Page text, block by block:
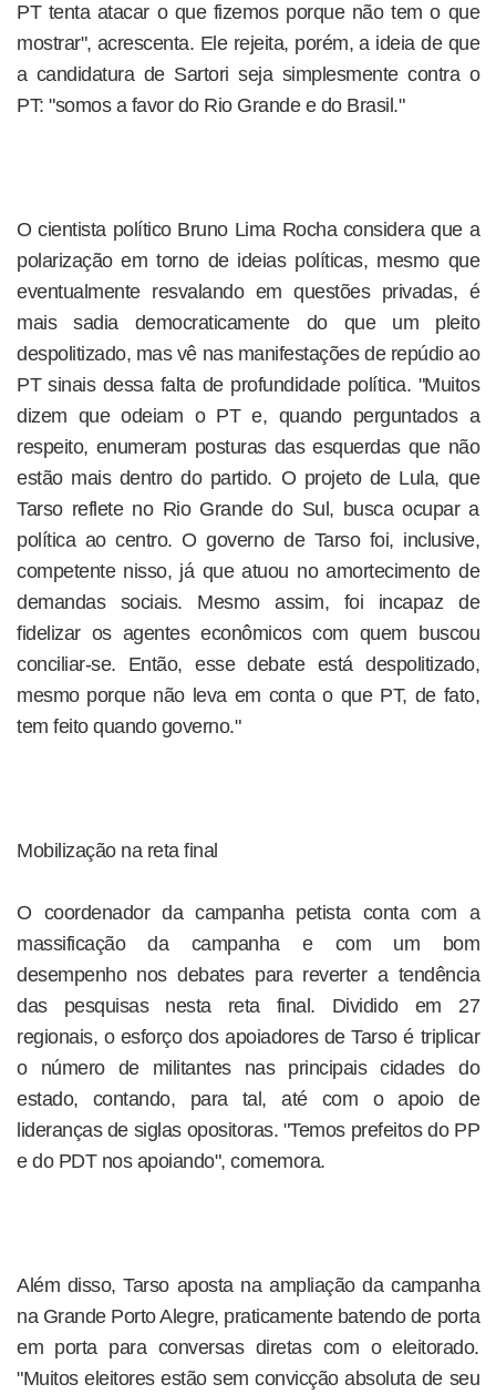
PT tenta atacar o que fizemos porque não tem o que
mostrar", acrescenta. Ele rejeita, porém, a ideia de que
a candidatura de Sartori seja simplesmente contra o
PT: "somos a favor do Rio Grande e do Brasil."
O cientista político Bruno Lima Rocha considera que a
polarização em torno de ideias políticas, mesmo que
eventualmente resvalando em questões privadas, é
mais sadia democraticamente do que um pleito
despolitizado, mas vê nas manifestações de repúdio ao
PT sinais dessa falta de profundidade política. "Muitos
dizem que odeiam o PT e, quando perguntados a
respeito, enumeram posturas das esquerdas que não
estão mais dentro do partido. O projeto de Lula, que
Tarso reflete no Rio Grande do Sul, busca ocupar a
política ao centro. O governo de Tarso foi, inclusive,
competente nisso, já que atuou no amortecimento de
demandas sociais. Mesmo assim, foi incapaz de
fidelizar os agentes econômicos com quem buscou
conciliar-se. Então, esse debate está despolitizado,
mesmo porque não leva em conta o que PT, de fato,
tem feito quando governo."
Mobilização na reta final
O coordenador da campanha petista conta com a
massificação da campanha e com um bom
desempenho nos debates para reverter a tendência
das pesquisas nesta reta final. Dividido em 27
regionais, o esforço dos apoiadores de Tarso é triplicar
o número de militantes nas principais cidades do
estado, contando, para tal, até com o apoio de
lideranças de siglas opositoras. "Temos prefeitos do PP
e do PDT nos apoiando", comemora.
Além disso, Tarso aposta na ampliação da campanha
na Grande Porto Alegre, praticamente batendo de porta
em porta para conversas diretas com o eleitorado.
"Muitos eleitores estão sem convicção absoluta de seu